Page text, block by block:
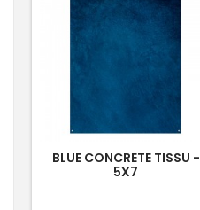
BLUE CONCRETE TISSU -
5X7